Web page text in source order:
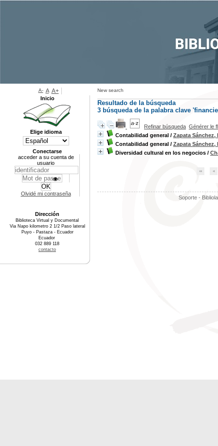
New search
Resultado de la búsqueda
3 búsqueda de la palabra clave
Refinar búsqueda Générer le
Contabilidad general / Zapata Sánchez,
Contabilidad general / Zapata Sánchez,
Diversidad cultural en los negocios /
Soporte -
A- A A+
Inicio
Elige idioma
Conectarse
acceder a su cuenta de
usuario
Olvidé mi contraseña
Dirección
Biblioteca Virtual y Documental
Via Napo kilometro 2 1/2 Paso lateral
Puyo - Pastaza - Ecuador
Ecuador
032 889 118
contacto